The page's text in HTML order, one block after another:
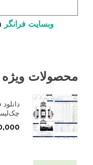
وبسایت فرانگر
محصولات ویژه
چک‌لیست